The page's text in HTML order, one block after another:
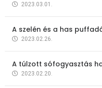
2023.03.01.
A szelén és a has
2023.02.26.
A túlzott sófogyasztás
2023.02.20.